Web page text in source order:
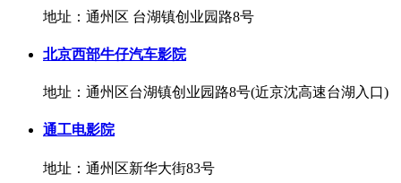
地址：通州区 台湖镇创业园路8号
北京西部牛仔汽车影院
地址：通州区台湖镇创业园路8号(近京沈高速台湖入口)
通工电影院
地址：通州区新华大街83号